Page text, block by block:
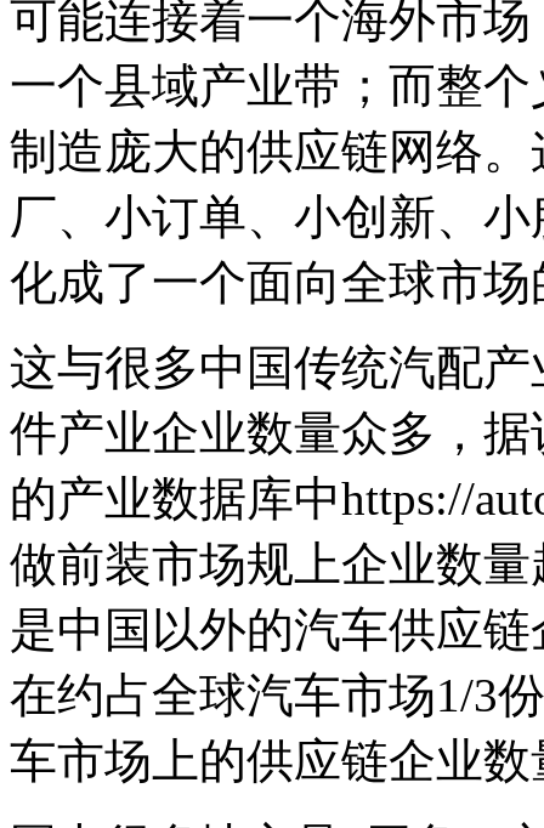
可能连接着一个海外市
一个县域产业带；而整
制造庞大的供应链网络
厂、小订单、小创新、
化成了一个面向全球市
这与很多中国传统汽配
件产业企业数量众多，
的产业数据库中https://
做前装市场规上企业数
是中国以外的汽车供应
在约占全球汽车市场1/3
车市场上的供应链企业